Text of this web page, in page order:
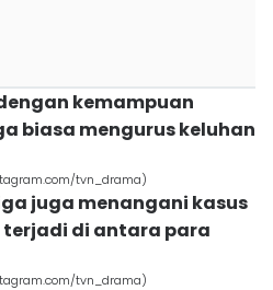
kemampuan
biasa mengurus keluhan
tvn_drama)
juga menangani kasus
di antara para
tvn_drama)